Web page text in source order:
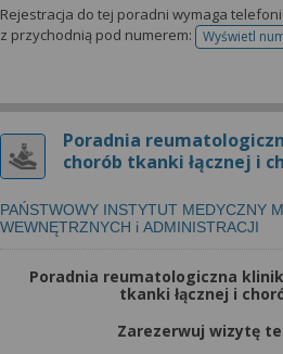
Rejestracja do tej poradni wymaga
z przychodnią pod numerem:
Wyświetl
Poradnia
chorób tkanki łącznej i
PAŃSTWOWY INSTYTUT MEDYCZNY
WEWNĘTRZNYCH i ADMINISTRACJI
Poradnia reumatologiczna
tkanki łącznej i
Zarezerwuj wizytę